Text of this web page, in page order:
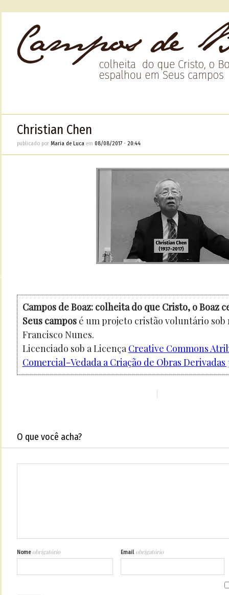
Christian Chen
publicado por Maria de Lucaem 08/08/2017• 20:44
Campos de Boaz: colheita do que Cristo, o Boaz
Seus camposé um projeto cristão voluntário sob
Francisco Nunes.
Licenciado sob a Licença Creative Commons
Comercial-Vedada a Criação de Obras Derivadas
O que você acha?
Nome obrigatório Email obrigatório